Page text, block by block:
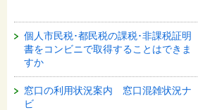
個人市民税･都民税の課税･非課税証明
書をコンビニで取得することはできま
すか
窓口の利用状況案内 窓口混雑状況ナ
ビ